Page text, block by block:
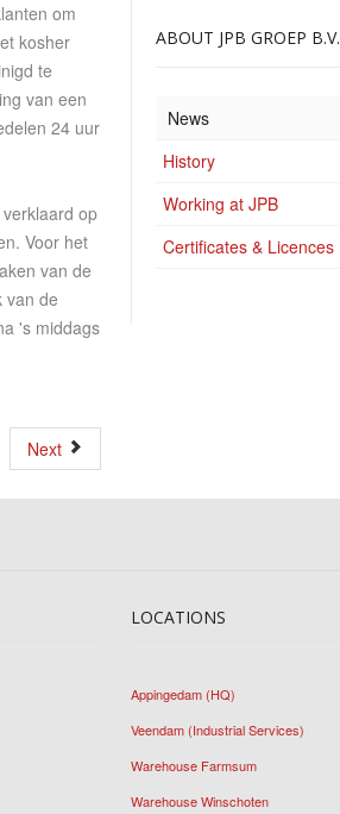
om
kosher
te
van een
24 uur
op
Voor het
van de
van de
's middags
Next
ABOUT JPB GROEP B.V.
News
History
Working at JPB
Certificates & Licences
LOCATIONS
Appingedam (HQ)
Veendam (Industrial Services)
Warehouse Farmsum
Warehouse Winschoten